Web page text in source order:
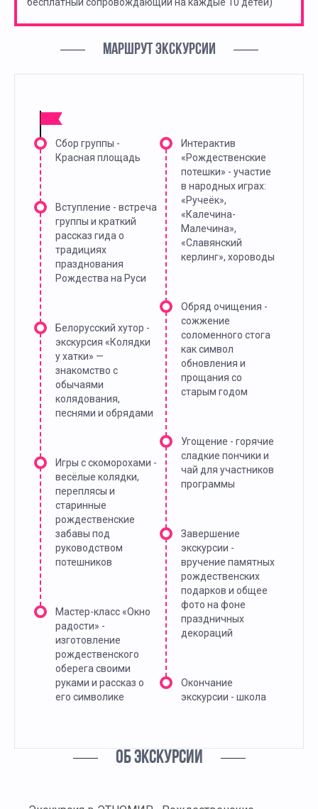
бесплатный сопровождающий на каждые 10 детей)
МАРШРУТ ЭКСКУРСИИ
Сбор группы -
Красная площадь
Вступление - встреча
группы и краткий
рассказ гида о
традициях
празднования
Рождества на Руси
Белорусский хутор -
экскурсия «Колядки
у хатки» —
знакомство с
обычаями
колядования,
песнями и обрядами
Игры с скоморохами -
весёлые колядки,
переплясы и
старинные
рождественские
забавы под
руководством
потешников
Мастер-класс «Окно
радости» -
изготовление
рождественского
оберега своими
руками и рассказ о
его символике
Интерактив
«Рождественские
потешки» - участие
в народных играх:
«Ручеёк»,
«Калечина-
Малечина»,
«Славянский
керлинг», хороводы
Обряд очищения -
сожжение
соломенного стога
как символ
обновления и
прощания со
старым годом
Угощение - горячие
сладкие пончики и
чай для участников
программы
Завершение
экскурсии -
вручение памятных
рождественских
подарков и общее
фото на фоне
праздничных
декораций
Окончание
экскурсии - школа
ОБ ЭКСКУРСИИ